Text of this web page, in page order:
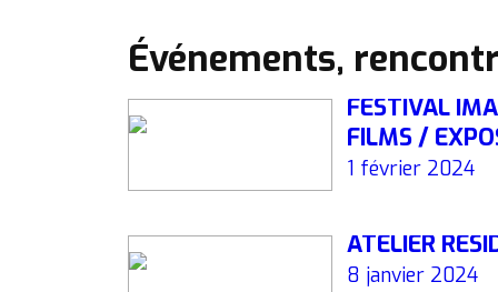
Événements,
FESTIVAL
FILMS /
1 février 2024
ATELIER
8 janvier 2024